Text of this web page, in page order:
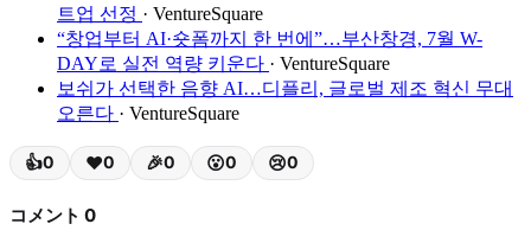
트업 선정 · VentureSquare
“창업부터 AI·숏폼까지 한 번에”…부산창경, 7월 W-
DAY로 실전 역량 키운다 · VentureSquare
보쉬가 선택한 음향 AI…디플리, 글로벌 제조 혁신 무대
오른다 · VentureSquare